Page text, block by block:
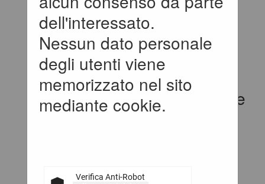
dell'interessato.
Nessun dato personale
degli utenti viene
memorizzato nel sito
mediante cookie.
Verifica Anti-Robot
Help desk operatori
economici
News
Atti e documenti di carattere